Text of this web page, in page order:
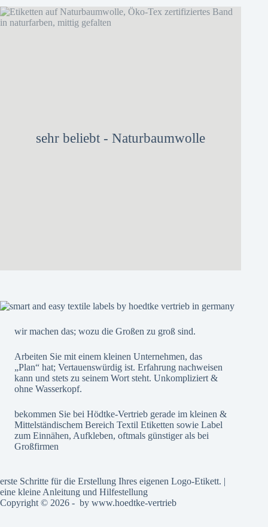
sehr beliebt - Naturbaumwolle
wir machen das; wozu die Großen zu groß sind.
Arbeiten Sie mit einem kleinen Unternehmen, das
„Plan“ hat; Vertauenswürdig ist. Erfahrung nachweisen
kann und stets zu seinem Wort steht. Unkompliziert &
ohne Wasserkopf.
bekommen Sie bei Hödtke-Vertrieb gerade im kleinen &
Mittelständischem Bereich Textil Etiketten sowie Label
zum Einnähen, Aufkleben, oftmals günstiger als bei
Großfirmen
erste Schritte für die Erstellung Ihres eigenen Logo-Etikett. |
eine kleine Anleitung und Hilfestellung
Copyright © 2026 - by www.hoedtke-vertrieb